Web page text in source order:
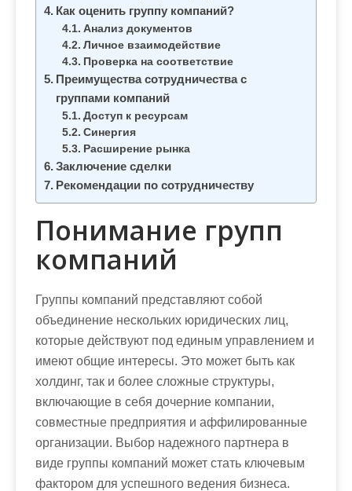
Как оценить группу компаний?
Анализ документов
Личное взаимодействие
Проверка на соответствие
Преимущества сотрудничества с
группами компаний
Доступ к ресурсам
Синергия
Расширение рынка
Заключение сделки
Рекомендации по сотрудничеству
Понимание групп
компаний
Группы компаний представляют собой
объединение нескольких юридических лиц,
которые действуют под единым управлением и
имеют общие интересы. Это может быть как
холдинг, так и более сложные структуры,
включающие в себя дочерние компании,
совместные предприятия и аффилированные
организации. Выбор надежного партнера в
виде группы компаний может стать ключевым
фактором для успешного ведения бизнеса.